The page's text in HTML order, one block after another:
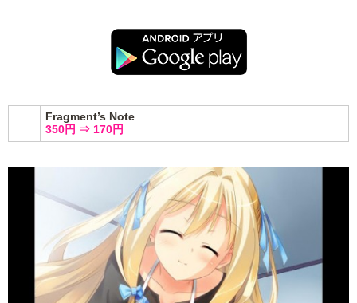
Fragment’s Note
350円 ⇒ 170円